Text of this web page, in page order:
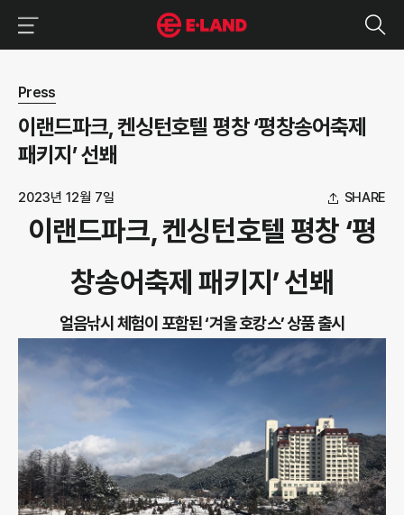
뉴스 상세보기
Press
이랜드파크, 켄싱턴호텔 평창 ‘평창송어축제
패키지’ 선봬
2023년 12월 7일 SHARE
이랜드파크, 켄싱턴호텔 평창 ‘평
창송어축제 패키지’ 선봬
얼음낚시 체험이 포함된 ‘겨울 호캉스’ 상품 출시